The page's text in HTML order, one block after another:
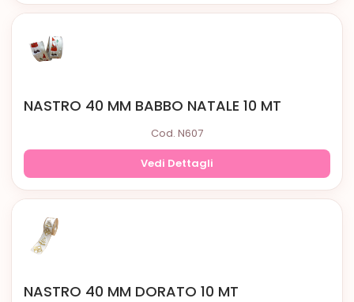
NASTRO 40 MM BABBO NATALE 10 MT
Cod. N607
Vedi Dettagli
NASTRO 40 MM DORATO 10 MT